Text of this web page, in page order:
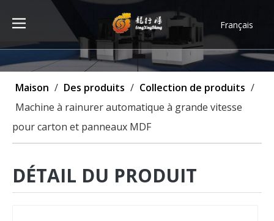
Français
Türk dili
ไทย
Deutsch
Maison / Des produits / Collection de produits /
Machine à rainurer automatique à grande vitesse
pour carton et panneaux MDF
DÉTAIL DU PRODUIT